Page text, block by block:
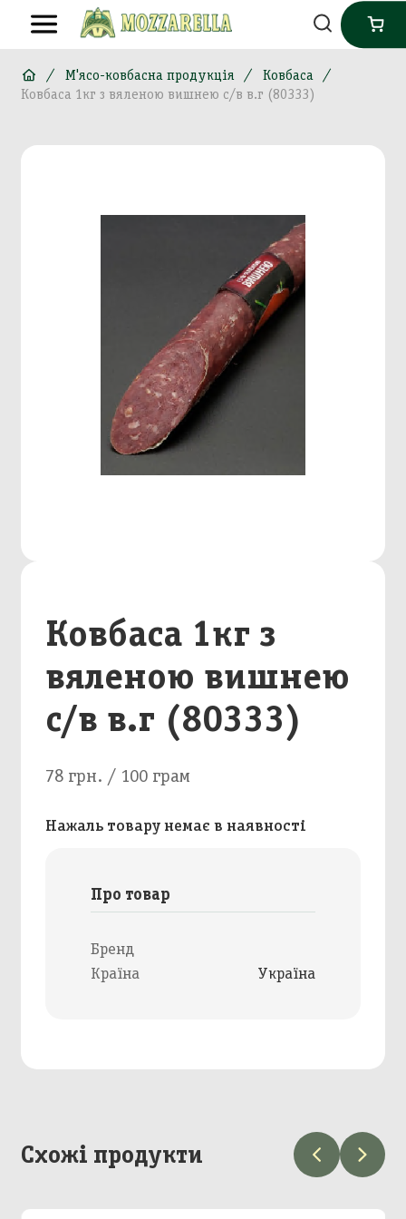
М'ясо-ковбасна продукція
Ковбаса
Ковбаса 1кг з вяленою вишнею с/в в.г (80333)
Ковбаса 1кг з
вяленою вишнею
с/в в.г (80333)
78 грн. / 100 грам
Нажаль товару немає в наявності
Про товар
Бренд
Країна
Україна
Схожі продукти